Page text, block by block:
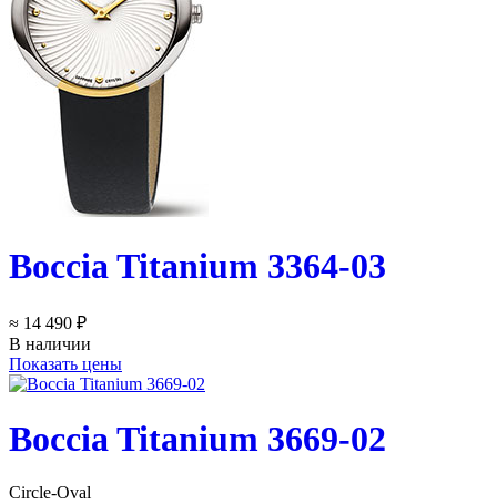
Boccia Titanium 3364-03
≈ 14 490 ₽
В наличии
Показать цены
Boccia Titanium 3669-02
Circle-Oval